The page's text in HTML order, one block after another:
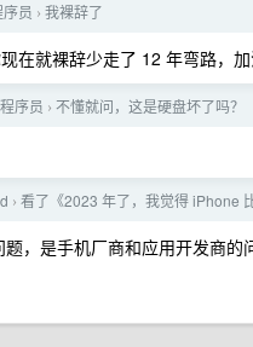
员 › 我裸辞了
在就裸辞少走了 12 年弯路，
程序员 › 不懂就问，这是硬盘坏了吗？
› 看了《2023 年了，我觉得 iPhone
，是手机厂商和应用开发商的